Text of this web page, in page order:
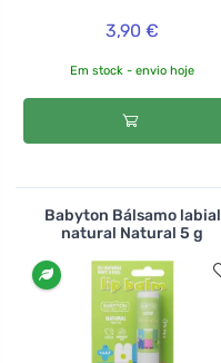
3,90 €
Em stock - envio hoje
Babyton Bálsamo labial
natural Natural 5 g